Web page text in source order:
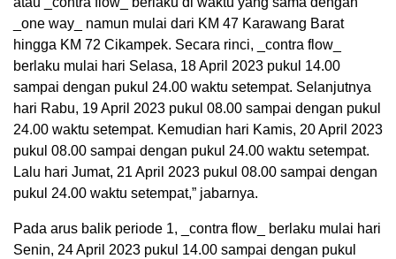
_one way_ namun mulai dari KM 47 Karawang Barat
hingga KM 72 Cikampek. Secara rinci, _contra flow_
berlaku mulai hari Selasa, 18 April 2023 pukul 14.00
sampai dengan pukul 24.00 waktu setempat. Selanjutnya
hari Rabu, 19 April 2023 pukul 08.00 sampai dengan pukul
24.00 waktu setempat. Kemudian hari Kamis, 20 April 2023
pukul 08.00 sampai dengan pukul 24.00 waktu setempat.
Lalu hari Jumat, 21 April 2023 pukul 08.00 sampai dengan
pukul 24.00 waktu setempat,” jabarnya.
Pada arus balik periode 1, _contra flow_ berlaku mulai hari
Senin, 24 April 2023 pukul 14.00 sampai dengan pukul